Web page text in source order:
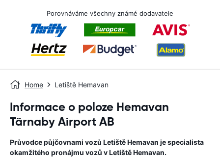
Porovnáváme všechny známé dodavatele
Home Letiště Hemavan
Informace o poloze Hemavan
Tärnaby Airport AB
Průvodce půjčovnami vozů Letiště Hemavan je specialista
okamžitého pronájmu vozů vLetiště Hemavan.